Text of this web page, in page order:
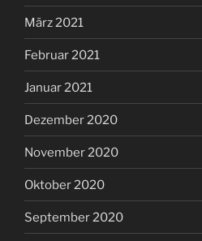
März 2021
Februar 2021
Januar 2021
Dezember 2020
November 2020
Oktober 2020
September 2020